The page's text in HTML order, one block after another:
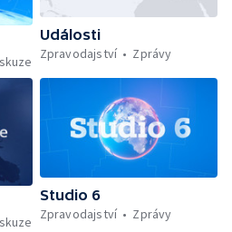
Události
Zpravodajství
Zprávy
Studio 6
Zpravodajství
Zprávy